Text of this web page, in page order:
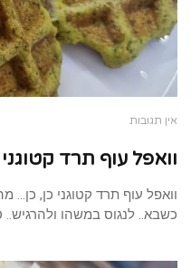
אין תגובות
וואפל עוף תרד קטוגני
וואפל עוף תרד קטוגני כן,
כשבא.. לנגוס במשהו